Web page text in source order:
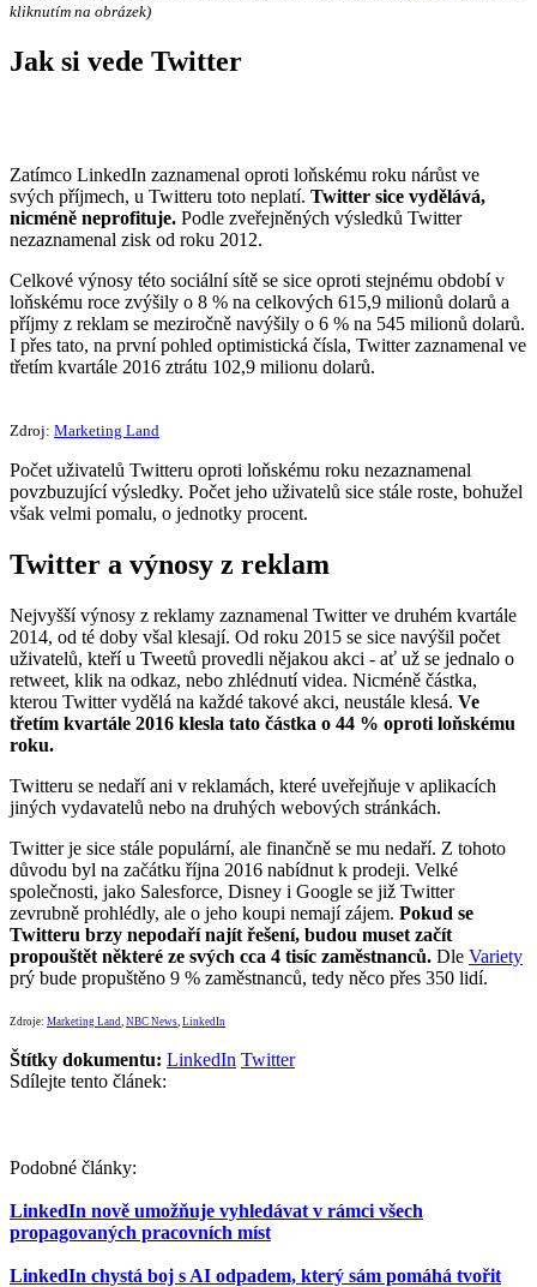
kliknutím na obrázek)
Jak si vede Twitter
Zatímco LinkedIn zaznamenal oproti loňskému roku nárůst ve
svých příjmech, u Twitteru toto neplatí. Twitter sice vydělává,
nicméně neprofituje. Podle zveřejněných výsledků Twitter
nezaznamenal zisk od roku 2012.
Celkové výnosy této sociální sítě se sice oproti stejnému období v
loňskému roce zvýšily o 8 % na celkových 615,9 milionů dolarů a
příjmy z reklam se meziročně navýšily o 6 % na 545 milionů dolarů.
I přes tato, na první pohled optimistická čísla, Twitter zaznamenal ve
třetím kvartále 2016 ztrátu 102,9 milionu dolarů.
Zdroj: Marketing Land
Počet uživatelů Twitteru oproti loňskému roku nezaznamenal
povzbuzující výsledky. Počet jeho uživatelů sice stále roste, bohužel
však velmi pomalu, o jednotky procent.
Twitter a výnosy z reklam
Nejvyšší výnosy z reklamy zaznamenal Twitter ve druhém kvartále
2014, od té doby všal klesají. Od roku 2015 se sice navýšil počet
uživatelů, kteří u Tweetů provedli nějakou akci - ať už se jednalo o
retweet, klik na odkaz, nebo zhlédnutí videa. Nicméně částka,
kterou Twitter vydělá na každé takové akci, neustále klesá. Ve
třetím kvartále 2016 klesla tato částka o 44 % oproti loňskému
roku.
Twitteru se nedaří ani v reklamách, které uveřejňuje v aplikacích
jiných vydavatelů nebo na druhých webových stránkách.
Twitter je sice stále populární, ale finančně se mu nedaří. Z tohoto
důvodu byl na začátku října 2016 nabídnut k prodeji. Velké
společnosti, jako Salesforce, Disney i Google se již Twitter
zevrubně prohlédly, ale o jeho koupi nemají zájem. Pokud se
Twitteru brzy nepodaří najít řešení, budou muset začít
propouštět některé ze svých cca 4 tisíc zaměstnanců. Dle Variety
prý bude propuštěno 9 % zaměstnanců, tedy něco přes 350 lidí.
Zdroje: Marketing Land NBC News LinkedIn
Štítky dokumentu: LinkedIn Twitter
Sdílejte tento článek:
Podobné články:
LinkedIn nově umožňuje vyhledávat v rámci všech
propagovaných pracovních míst
LinkedIn chystá boj s AI odpadem, který sám pomáhá tvořit